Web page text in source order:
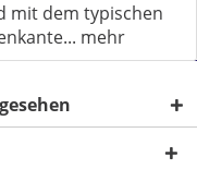
mit dem typischen
mehr